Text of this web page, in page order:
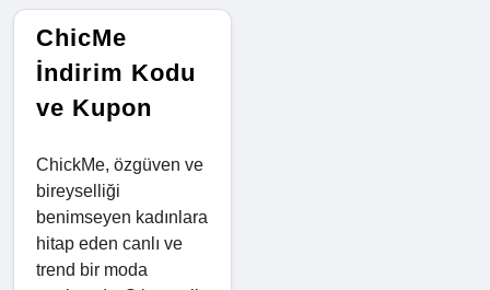
ChicMe
İndirim Kodu
ve Kupon
ChickMe, özgüven ve
bireyselliği
benimseyen kadınlara
hitap eden canlı ve
trend bir moda